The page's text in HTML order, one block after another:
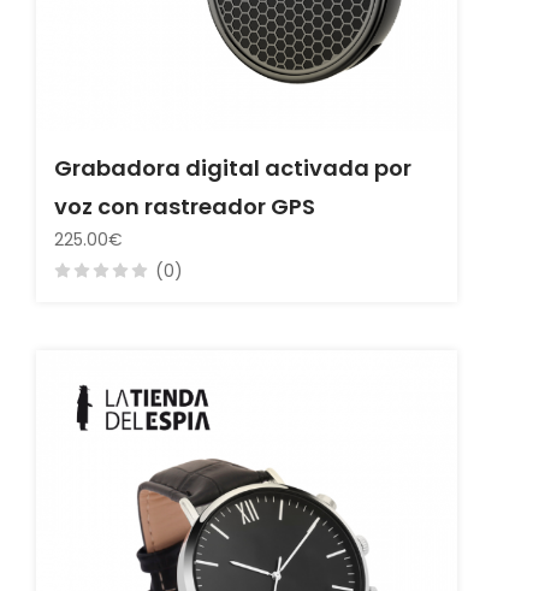
Grabadora digital activada por
voz con rastreador GPS
225.00€
(0)